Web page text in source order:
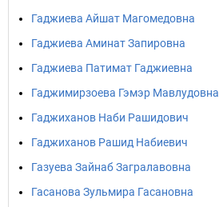
Гаджиева Айшат Магомедовна
Гаджиева Аминат Запировна
Гаджиева Патимат Гаджиевна
Гаджимирзоева Гэмэр Мавлудовна
Гаджиханов Наби Рашидович
Гаджиханов Рашид Набиевич
Газуева Зайнаб Загралавовна
Гасанова Зульмира Гасановна